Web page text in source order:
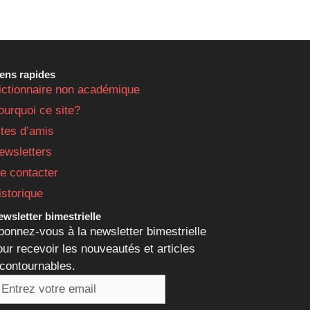
rapides
non académique
ce site?
d’amis
contacter
bimestrielle
vous à la newsletter bimestrielle
recevoir les nouveautés et articles